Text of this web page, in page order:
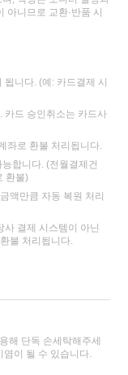
니므로 교환·반품 시
니다. (예: 카드결제 시
카드 승인취소는 카드사
좌로 환불 처리됩니다.
합니다. (전월결제건
환불)
액만큼 자동 복원 처리
사 결제 시스템이 아닌
불 처리됩니다.
해 단독 손세탁해주세
염이 될 수 있습니다.